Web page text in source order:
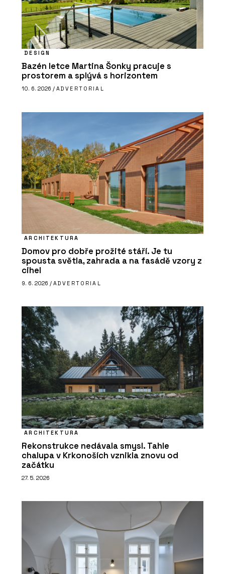
DESIGN
Bazén letce Martina Šonky pracuje s
prostorem a splývá s horizontem
10. 6. 2026 / ADVERTORIAL
ARCHITEKTURA
Domov pro dobře prožité stáří. Je tu
spousta světla, zahrada a na fasádě vzory z
cihel
9. 6. 2026 / ADVERTORIAL
ARCHITEKTURA
Rekonstrukce nedávala smysl. Tahle
chalupa v Krkonoších vznikla znovu od
začátku
27. 5. 2026